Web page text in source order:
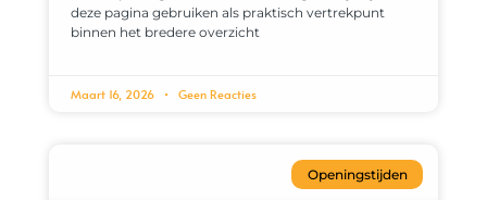
deze pagina gebruiken als praktisch vertrekpunt
binnen het bredere overzicht
Maart 16, 2026 Geen Reacties
Openingstijden